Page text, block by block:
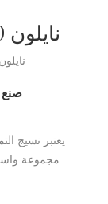
50 نايلون 50 نسيج تمويه قطني
50 نايلون 50 نسيج تمويه قطني
صنع
يعتبر نسيج
مجموعة
المعدات الخارجية.